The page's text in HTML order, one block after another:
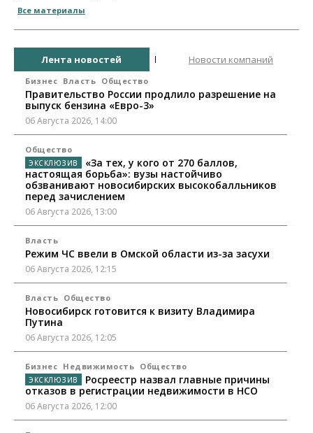
Все материалы
Лента новостей Новости компаний
Бизнес Власть Общество
Правительство России продлило разрешение на
выпуск бензина «Евро-3»
06 Августа 2026, 14:00
Общество
«За тех, у кого от 270 баллов,
настоящая борьба»: вузы настойчиво
обзванивают новосибирских высокобалльников
перед зачислением
06 Августа 2026, 13:00
Власть
Режим ЧС ввели в Омской области из-за засухи
06 Августа 2026, 12:15
Власть Общество
Новосибирск готовится к визиту Владимира
Путина
06 Августа 2026, 12:05
Бизнес Недвижимость Общество
Росреестр назвал главные причины
отказов в регистрации недвижимости в НСО
06 Августа 2026, 12:00